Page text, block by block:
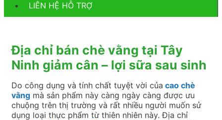
LIÊN HỆ HỖ TRỢ
Địa chỉ bán chè vằng tại Tây
Ninh giảm cân – lợi sữa sau sinh
Do công dụng và tính chất tuyệt vời của cao chè
vằng mà sản phẩm này càng ngày càng được ưu
chuộng trên thị trường và rất nhiều người muốn sử
dụng loại thực phẩm từ thiên nhiên này. Địa chỉ